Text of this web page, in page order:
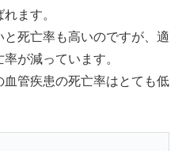
ます。
死亡率も高いのですが、適
が減っています。
管疾患の死亡率はとても低